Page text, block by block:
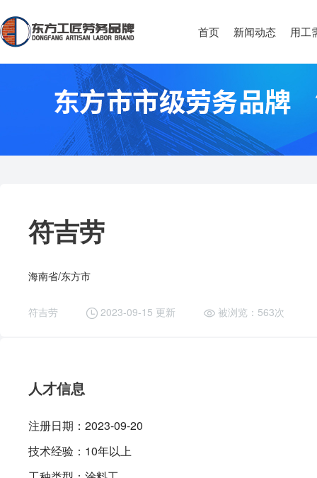
首页 新闻动态 用工
符吉劳
海南省/东方市
符吉劳 2023-09-15 更新 被浏览：563次
人才信息
注册日期： 2023-09-20
技术经验： 10年以上